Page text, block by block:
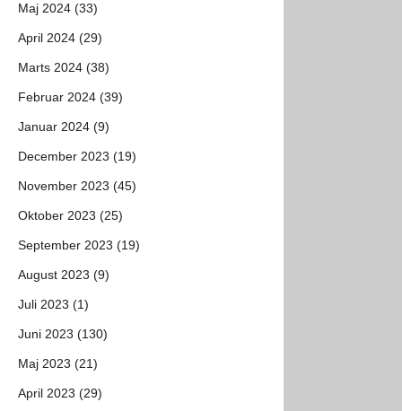
Maj 2024 (33)
April 2024 (29)
Marts 2024 (38)
Februar 2024 (39)
Januar 2024 (9)
December 2023 (19)
November 2023 (45)
Oktober 2023 (25)
September 2023 (19)
August 2023 (9)
Juli 2023 (1)
Juni 2023 (130)
Maj 2023 (21)
April 2023 (29)